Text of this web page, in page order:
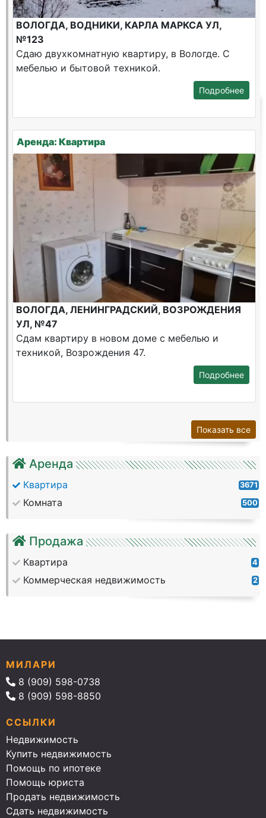
Аренда
Квартира 3671
Комната 500
Продажа
Квартира 4
Коммерческая недвижимость 2
ВОЛОГДА, ВОДНИКИ, КАРЛА МАРКСА УЛ,
№123
Сдаю двухкомнатную квартиру, в Вологде. С
мебелью и бытовой техникой.
Подробнее
Аренда: Квартира
ВОЛОГДА, ЛЕНИНГРАДСКИЙ, ВОЗРОЖДЕНИЯ
УЛ, №47
Сдам квартиру в новом доме с мебелью и
техникой, Возрождения 47.
Подробнее
Показать все
МИЛАРИ
8 (909) 598-0738
8 (909) 598-8850
ССЫЛКИ
Недвижимость
Купить недвижимость
Помощь по ипотеке
Помощь юриста
Продать недвижимость
Сдать недвижимость